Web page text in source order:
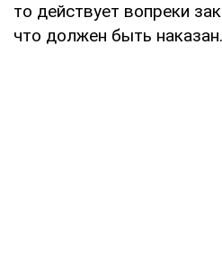
то действует вопреки
что должен быть наказан.